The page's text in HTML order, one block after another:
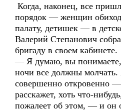
Когда, наконец, все
порядок — женщин
палату, детишек — в
Валерий Степанович
бригаду в своем кабинете.
— Я думаю, вы понимаете,
ночи все должны
совершенно откровенно —
расскажет, хоть что-
пожалеет об этом, — и он